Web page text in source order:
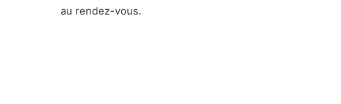
au rendez-vous.